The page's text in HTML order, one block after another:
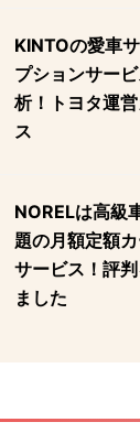
KINTOの愛車
プションサー
析！トヨタ運
ス
NORELは高級
題の月額定額
サービス！評
ました